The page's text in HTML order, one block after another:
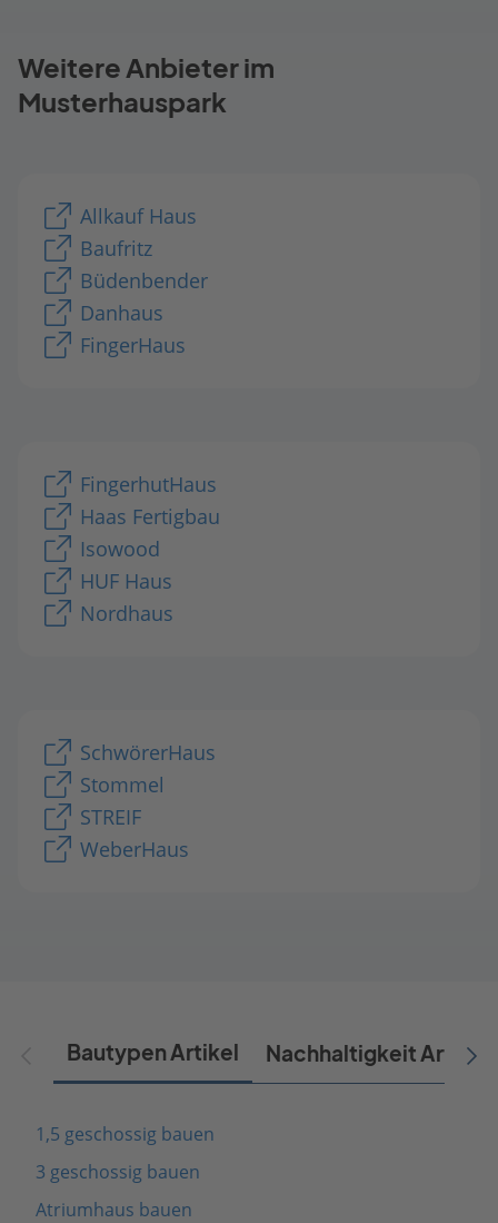
Weitere Anbieter im
Musterhauspark
Allkauf Haus
Baufritz
Büdenbender
Danhaus
FingerHaus
FingerhutHaus
Haas Fertigbau
Isowood
HUF Haus
Nordhaus
SchwörerHaus
Stommel
STREIF
WeberHaus
Bautypen Artikel Nachhaltigkeit Artikel
1,5 geschossig bauen
3 geschossig bauen
Atriumhaus bauen